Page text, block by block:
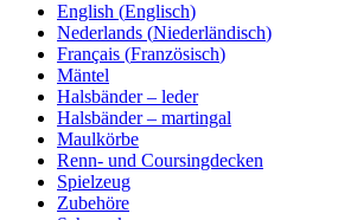
English (Englisch)
Nederlands (Niederländisch)
Français (Französisch)
Mäntel
Halsbänder – leder
Halsbänder – martingal
Maulkörbe
Renn- und Coursingdecken
Spielzeug
Zubehöre